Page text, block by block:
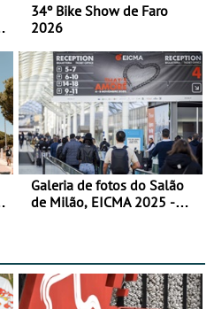
34º Bike Show de Faro
2026
Galeria de fotos do Salão
de Milão, EICMA 2025 -